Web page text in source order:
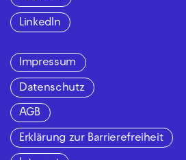
LinkedIn
Impressum
Datenschutz
AGB
Erklärung zur Barrierefreiheit